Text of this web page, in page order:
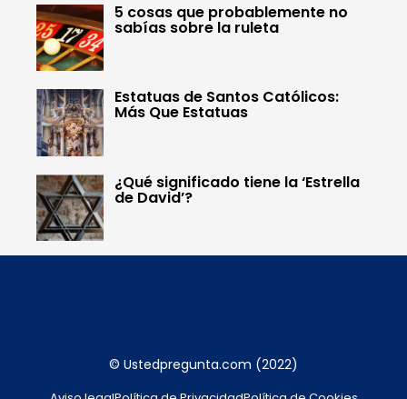
5 cosas que probablemente no
sabías sobre la ruleta
Estatuas de Santos Católicos:
Más Que Estatuas
¿Qué significado tiene la ‘Estrella
de David’?
© Ustedpregunta.com (2022)